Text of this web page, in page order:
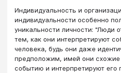
Индивидуальность и
индивидуальности особенно
уникальности личности: "Люди
тем, как они интерпретируют
человека, будь они даже
предположим, имей они
событию и интерпретируют